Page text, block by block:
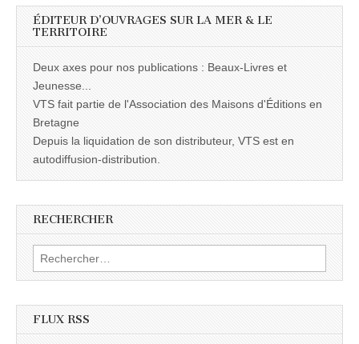
ÉDITEUR D’OUVRAGES SUR LA MER & LE
TERRITOIRE
Deux axes pour nos publications : Beaux-Livres et
Jeunesse...
VTS fait partie de l'Association des Maisons d'Éditions en
Bretagne
Depuis la liquidation de son distributeur, VTS est en
autodiffusion-distribution.
RECHERCHER
Rechercher :
FLUX RSS